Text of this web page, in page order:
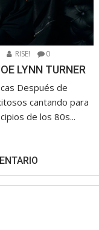
RISE! 0
LYNN TURNER
Después de
cantando para
de los 80s...